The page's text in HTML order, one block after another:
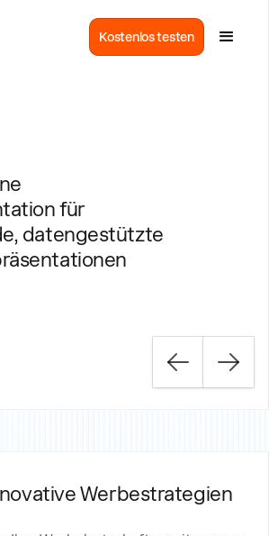
Kostenlos testen
für
datengestützte
Werbestrategien